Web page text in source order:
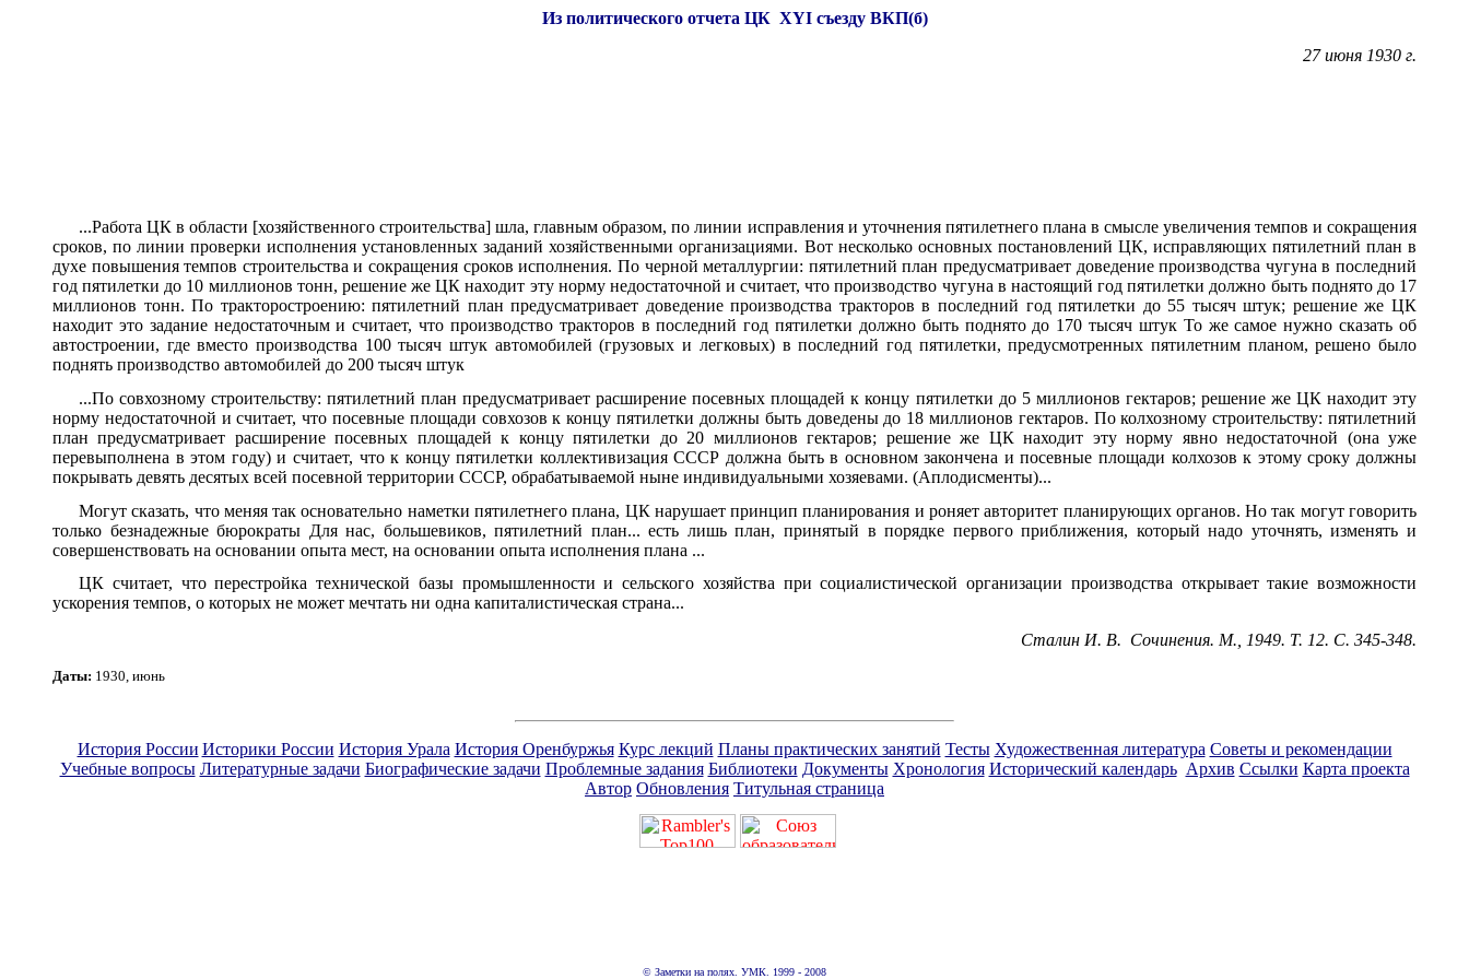
Из политического отчета ЦК XYI съезду ВКП(б)
27 июня 1930 г.
...Работа ЦК в области [хозяйственного строительства] шла, главным образом, по линии исправления и уточнения пятилетнего плана в смысле увеличения темпов и сокращения
сроков, по линии проверки исполнения установленных заданий хозяйственными организациями. Вот несколько основных постановлений ЦК, исправляющих пятилетний план в
духе повышения темпов строительства и сокращения сроков исполнения. По черной металлургии: пятилетний план предусматривает доведение производства чугуна в последний
год пятилетки до 10 миллионов тонн, решение же ЦК находит эту норму недостаточной и считает, что производство чугуна в настоящий год пятилетки должно быть поднято до 17
миллионов тонн. По тракторостроению: пятилетний план предусматривает доведение производства тракторов в последний год пятилетки до 55 тысяч штук; решение же ЦК
находит это задание недостаточным и считает, что производство тракторов в последний год пятилетки должно быть поднято до 170 тысяч штук То же самое нужно сказать об
автостроении, где вместо производства 100 тысяч штук автомобилей (грузовых и легковых) в последний год пятилетки, предусмотренных пятилетним планом, решено было
поднять производство автомобилей до 200 тысяч штук
...По совхозному строительству: пятилетний план предусматривает расширение посевных площадей к концу пятилетки до 5 миллионов гектаров; решение же ЦК находит эту
норму недостаточной и считает, что посевные площади совхозов к концу пятилетки должны быть доведены до 18 миллионов гектаров. По колхозному строительству: пятилетний
план предусматривает расширение посевных площадей к концу пятилетки до 20 миллионов гектаров; решение же ЦК находит эту норму явно недостаточной (она уже
перевыполнена в этом году) и считает, что к концу пятилетки коллективизация СССР должна быть в основном закончена и посевные площади колхозов к этому сроку должны
покрывать девять десятых всей посевной территории СССР, обрабатываемой ныне индивидуальными хозяевами. (Аплодисменты)...
Могут сказать, что меняя так основательно наметки пятилетнего плана, ЦК нарушает принцип планирования и роняет авторитет планирующих органов. Но так могут говорить
только безнадежные бюрократы Для нас, большевиков, пятилетний план... есть лишь план, принятый в порядке первого приближения, который надо уточнять, изменять и
совершенствовать на основании опыта мест, на основании опыта исполнения плана ...
ЦК считает, что перестройка технической базы промышленности и сельского хозяйства при социалистической организации производства открывает такие возможности
ускорения темпов, о которых не может мечтать ни одна капиталистическая страна...
Сталин И. В. Сочинения. М., 1949. Т. 12. С. 345-348.
Даты: 1930, июнь
История России Историки России История Урала История Оренбуржья Курс лекций Планы практических занятий Тесты Художественная литература Советы и рекомендации
Учебные вопросы Литературные задачи Биографические задачи Проблемные задания Библиотеки Документы Хронология Исторический календарь Архив Ссылки Карта проекта
Автор Обновления Титульная страница
© Заметки на полях. УМК. 1999 - 2008